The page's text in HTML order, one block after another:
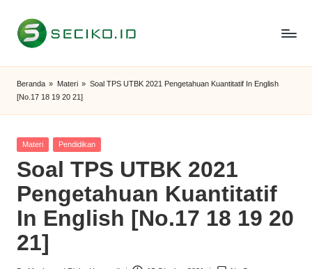
Skip
S
e
c
i
k
o
I
D
Beranda » Materi » Soal TPS UTBK 2021 Pengetahuan Kuantitatif In English
[No.17 18 19 20 21]
Posted
Materi Pendidikan
Soal TPS UTBK 2021
Pengetahuan Kuantitatif
In English [No.17 18 19 20
21]